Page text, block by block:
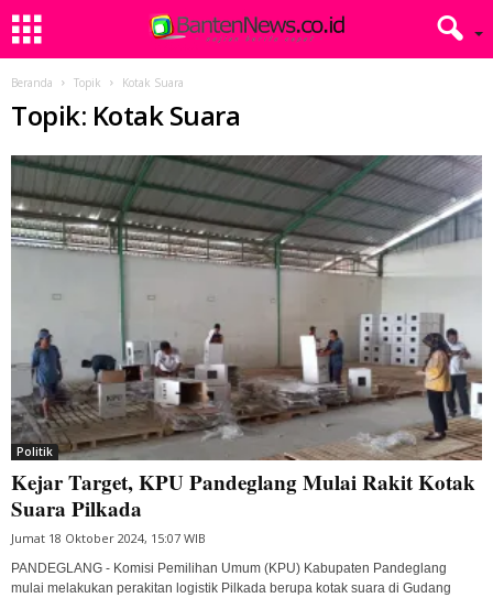
Beranda Topik Kotak Suara
Topik: Kotak Suara
Politik
Kejar Target, KPU Pandeglang Mulai Rakit Kotak
Suara Pilkada
Jumat 18 Oktober 2024, 15:07 WIB
PANDEGLANG - Komisi Pemilihan Umum (KPU) Kabupaten Pandeglang
mulai melakukan perakitan logistik Pilkada berupa kotak suara di Gudang